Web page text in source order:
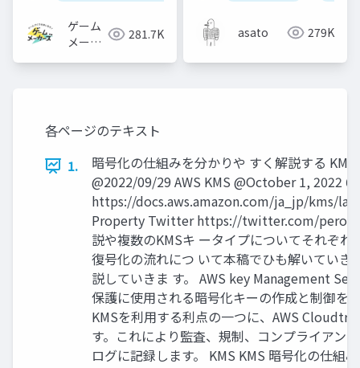
ゲーム
メーカ
281.7K asato 279K
各ページのテキスト
1.
暗号化の仕組みを分かりや すく解説する
@2022/09/29 AWS KMS @October 1, 2022
https://docs.aws.amazon.com/ja_jp/kms/
Property Twitter https://twitter.com/
説や複数のKMSキ ータイプについてそれぞ
復号化の流れにつ いて本稿でひも解いていき
説していきま す。 AWS key Management
保護に使⽤される暗号化キーの作成と制御を
KMSを利⽤する利点の⼀つに、AWS
す。これにより監査、規制、コンプライアン
ログに記録します。 KMS KMS 暗号化の仕組